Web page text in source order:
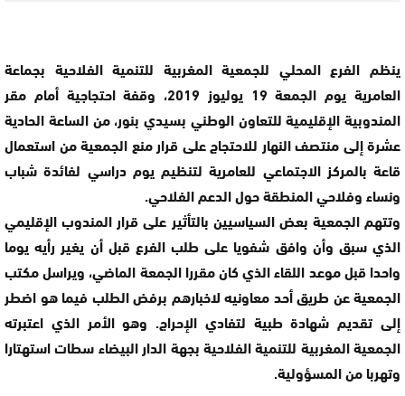
ينظم الفرع المحلي للجمعية المغربية للتنمية الفلاحية بجماعة
العامرية يوم الجمعة 19 يوليوز 2019، وقفة احتجاجية أمام مقر
المندوبية الإقليمية للتعاون الوطني بسيدي بنور، من الساعة الحادية
عشرة إلى منتصف النهار للاحتجاج على قرار منع الجمعية من استعمال
قاعة بالمركز الاجتماعي للعامرية لتنظيم يوم دراسي لفائدة شباب
ونساء وفلاحي المنطقة حول الدعم الفلاحي.
وتتهم الجمعية بعض السياسيين بالتأثير على قرار المندوب الإقليمي
الذي سبق وأن وافق شفويا على طلب الفرع قبل أن يغير رأيه يوما
واحدا قبل موعد اللقاء الذي كان مقررا الجمعة الماضي، ويراسل مكتب
الجمعية عن طريق أحد معاونيه لاخبارهم برفض الطلب فيما هو اضطر
إلى تقديم شهادة طبية لتفادي الإحراج. وهو الأمر الذي اعتبرته
الجمعية المغربية للتنمية الفلاحية بجهة الدار البيضاء سطات استهتارا
وتهربا من المسؤولية.